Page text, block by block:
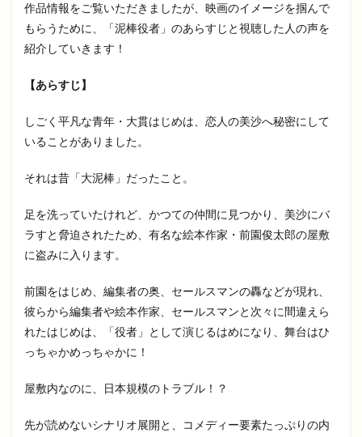
作品情報をご覧いただきましたが、映画のイメージを掴んで
もらうために、「泥棒役者」のあらすじと視聴した人の声を
紹介していきます！
【あらすじ】
しごく平凡な青年・大貫はじめは、恋人の美沙へ秘密にして
いることがありました。
それは昔「大泥棒」だったこと。
足を洗っていたけれど、かつての仲間に見つかり、美沙にバ
ラすと脅迫されたため、有名な絵本作家・前園俊太郎の屋敷
に盗みに入ります。
前園をはじめ、編集者の奥、セールスマンの轟などが現れ、
彼らから編集者や絵本作家、セールスマンと次々に間違えら
れたはじめは、「役者」として演じるはめになり、舞台はひ
っちゃかめっちゃかに！
屋敷内なのに、日本規模のトラブル！？
先が読めないシナリオ展開と、コメディー要素たっぷりの内